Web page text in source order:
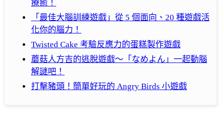
療癒！
「最佳大腦訓練遊戲」從 5 個面向、20 種遊戲活
化你的腦力！
Twisted Cake 考驗反應力的蛋糕製作遊戲
蘑菇人方吉的逃脫遊戲～「なめよん」一起動腦
解謎吧！
打擊豬頭！簡單好玩的 Angry Birds 小遊戲